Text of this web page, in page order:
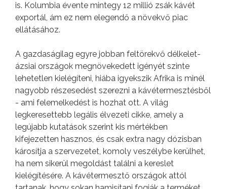
is. Kolumbia évente mintegy 12 millió zsák kávét
exportál, ám ez nem elegendő a növekvő piac
ellátásához.
A gazdaságilag egyre jobban feltörekvő délkelet-
ázsiai országok megnövekedett igényét szinte
lehetetlen kielégíteni, hiába igyekszik Afrika is minél
nagyobb részesedést szerezni a kávétermesztésből
- ami felemelkedést is hozhat ott. A világ
legkeresettebb legális élvezeti cikke, amely a
legújabb kutatások szerint kis mértékben
kifejezetten hasznos, és csak extra nagy dózisban
károsítja a szervezetet, komoly veszélybe kerülhet,
ha nem sikerül megoldást találni a kereslet
kielégítésére. A kávétermesztő országok attól